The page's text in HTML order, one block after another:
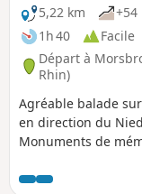
5,22 km
+54
1h 40
Facile
Départ à
Rhin)
Agréable balade
en direction du
Monuments de